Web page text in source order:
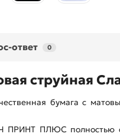
ответ 0
струйная
бумага с
ПРИНТ ПЛЮС полностью